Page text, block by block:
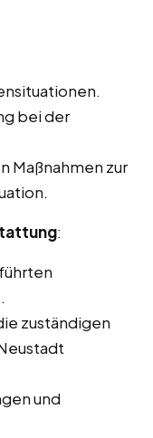
bei der
Maßnahmen zur
:
zuständigen
und